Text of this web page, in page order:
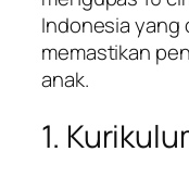
Indonesia yang
memastikan
anak.
1.